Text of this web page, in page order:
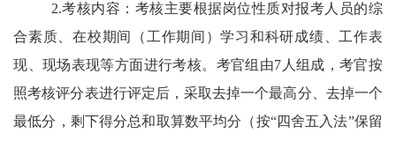
2.考核内容： 考核主要根据岗位性质对报考人员的综
合素质、在校期间（工作期间）学习和科研成绩、工作表
现、现场表现等方面进行考核。考官组由7 人组成，考官按
照考核评分表进行评定后，采取去掉一个最高分、去掉一个
最低分，剩下得分总和取算数平均分（按“四舍五入法”保留